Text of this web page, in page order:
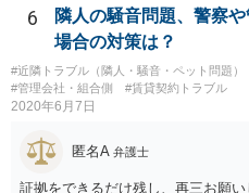
をもたらすのか否かが重要です。
る裁判予告というかなり強い請求
（要求者）が特定されていない以
郵便物です。 なので無視しても問
スカレートすることも考えられるの
いう方法もあります。 ちなみに、
ような内容証明郵便の作成をすれ
れる可能性がありますので、本人
6
隣人の騒音問題、警察
場合の対策は？
#近隣トラブル（隣人・騒音・ペット問題）
#管理会社・組合側
#賃貸契約トラブル
2020年6月7日
匿名A 弁護士
証拠をできるだけ残し、再三お願